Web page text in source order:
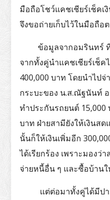
มือถือโชว์แคชเชียร์เช็คเ
จึงขอถ่ายเก็บไว้ในมือถือ
ข้อมูลจากอมรินทร์ ทีวี
จากทั้งคู่นำแคชเชียร์เช็ค
400,000 บาท โดยนำไป
กระบะของ น.ส.ณัฐนันท์
ทำประกันรถยนต์ 15,000
บาท ฝ่ายสามียังให้เงินส
นั้นก็ให้เงินเพิ่มอีก
ได้เรียกร้อง เพราะมองว่
จ่ายหนี้อื่น ๆ และซื้อบ้านใ
แต่ต่อมาทั้งคู่ได้มีปาก